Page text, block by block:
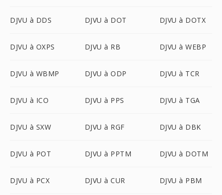
DJVU à DDS DJVU à DOT DJVU à DOTX
DJVU à OXPS DJVU à RB DJVU à WEBP
DJVU à WBMP DJVU à ODP DJVU à TCR
DJVU à ICO DJVU à PPS DJVU à TGA
DJVU à SXW DJVU à RGF DJVU à DBK
DJVU à POT DJVU à PPTM DJVU à DOTM
DJVU à PCX DJVU à CUR DJVU à PBM